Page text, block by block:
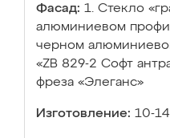
Фасад: 1. Стекло
алюминиевом
черном
«ZB 829-2 Софт
фреза «Элеганс»
Изготовление: 10-